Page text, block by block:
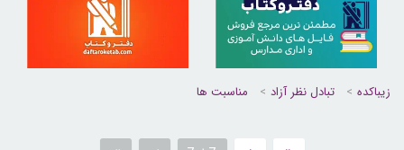
زیباکده تبادل نظر آزاد مناسبت ها